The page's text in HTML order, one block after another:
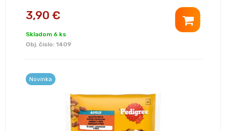
3,90 €
Skladom 6 ks
Obj. čislo: 1409
Novinka